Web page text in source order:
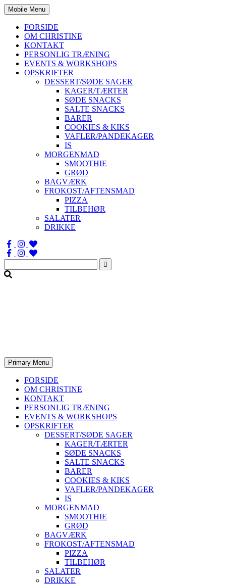
Mobile Menu
FORSIDE
OM CHRISTINE
KONTAKT
PERSONLIG TRÆNING
EVENTS & WORKSHOPS
OPSKRIFTER
DESSERT/SØDE SAGER
KAGER/TÆRTER
SØDE SNACKS
SALTE SNACKS
BARER
COOKIES & KIKS
VAFLER/PANDEKAGER
IS
MORGENMAD
SMOOTHIE
GRØD
BAGVÆRK
FROKOST/AFTENSMAD
PIZZA
TILBEHØR
SALATER
DRIKKE
Søg
efter:
Primary Menu
FORSIDE
OM CHRISTINE
KONTAKT
PERSONLIG TRÆNING
EVENTS & WORKSHOPS
OPSKRIFTER
DESSERT/SØDE SAGER
KAGER/TÆRTER
SØDE SNACKS
SALTE SNACKS
BARER
COOKIES & KIKS
VAFLER/PANDEKAGER
IS
MORGENMAD
SMOOTHIE
GRØD
BAGVÆRK
FROKOST/AFTENSMAD
PIZZA
TILBEHØR
SALATER
DRIKKE